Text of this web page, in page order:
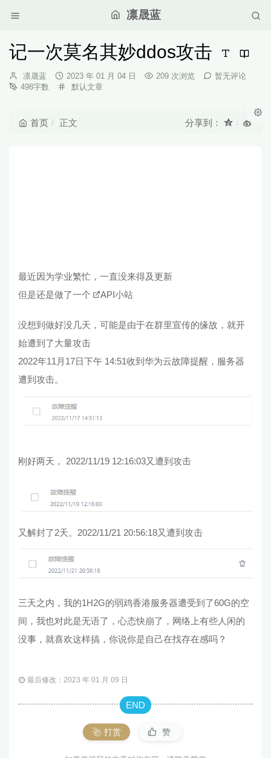
凛晟蓝
记一次莫名其妙ddos攻击
博
主：
凛晟蓝
发
布
2023 年 01 月 04 日 209 次浏览
暂无评论
498字数
分
默认文章
首页 正文 分享到：
最近因为学业繁忙，一直没来得及更新
但是还是做了一个
API小站
没想到做好没几天，可能是由于在群里宣传的缘故，就开
始遭到了大量攻击
2022年11月17日下午 14:51收到华为云故障提醒，服务器
遭到攻击。
刚好两天， 2022/11/19 12:16:03又遭到攻击
又解封了2天。2022/11/21 20:56:18又遭到攻击
三天之内，我的1H2G的弱鸡香港服务器遭受到了60G的空
间，我也对此是无语了，心态快崩了，网络上有些人闲的
没事，就喜欢这样搞，你说你是自己在找存在感吗？
最后修改：2023 年 01 月 09 日
END
打赏 赞